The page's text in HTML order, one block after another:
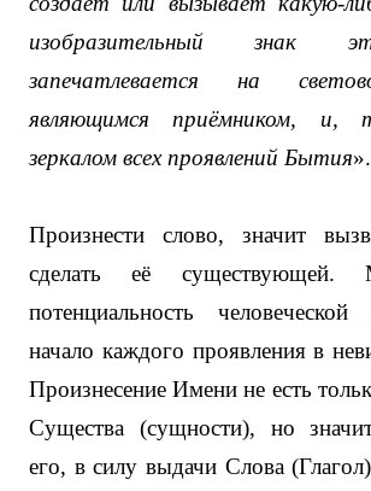
изобразительный знак
запечатлевается на
являющимся приёмником, и,
зеркалом всех проявлений Бытия».
Произнести слово, значит
сделать её существующей.
потенциальность
начало каждого проявления в
Произнесение Имени не есть
Существа (сущности), но
его, в силу выдачи Слова